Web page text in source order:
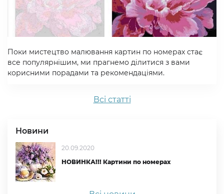
Поки мистецтво малювання картин по номерах стає
все популярнішим, ми прагнемо ділитися з вами
корисними порадами та рекомендаціями.
Всi статтi
Новини
20.09.2020
НОВИНКА!!! Картини по номерах